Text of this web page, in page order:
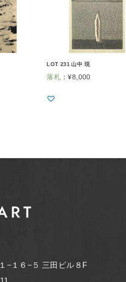
LOT 231 山中 現
落札：¥8,000
−１６−５ 三田ビル８F